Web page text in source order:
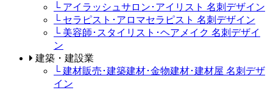
└ アイラッシュサロン･アイリスト 名刺デザイン
└ セラピスト･アロマセラピスト 名刺デザイン
└ 美容師･スタイリスト･ヘアメイク 名刺デザイ
ン
建築・建設業
└ 建材販売･建築建材･金物建材･建材屋 名刺デザ
イン